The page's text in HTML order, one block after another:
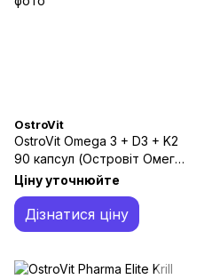
OstroVit
OstroVit Omega 3 + D3 + K2
90 капсул (Островіт Омега
3 + D3 + K2)
Ціну уточнюйте
Дізнатися ціну